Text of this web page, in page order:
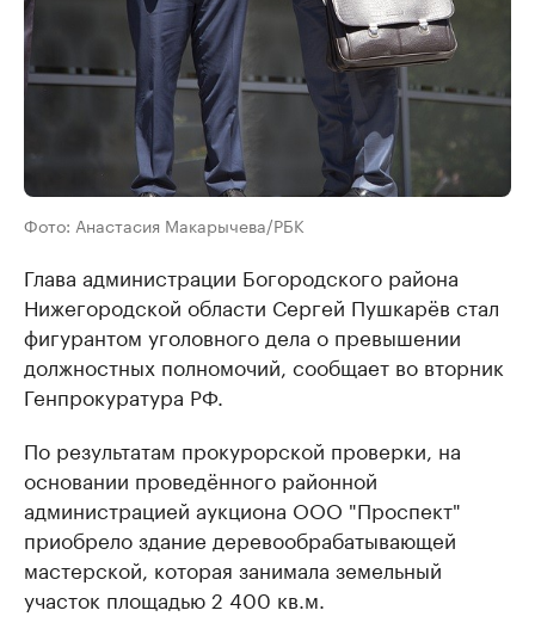
Фото: Анастасия Макарычева/РБК
Глава администрации Богородского района
Нижегородской области Сергей Пушкарёв стал
фигурантом уголовного дела о превышении
должностных полномочий, сообщает во вторник
Генпрокуратура РФ.
По результатам прокурорской проверки, на
основании проведённого районной
администрацией аукциона ООО "Проспект"
приобрело здание деревообрабатывающей
мастерской, которая занимала земельный
участок площадью 2 400 кв.м.